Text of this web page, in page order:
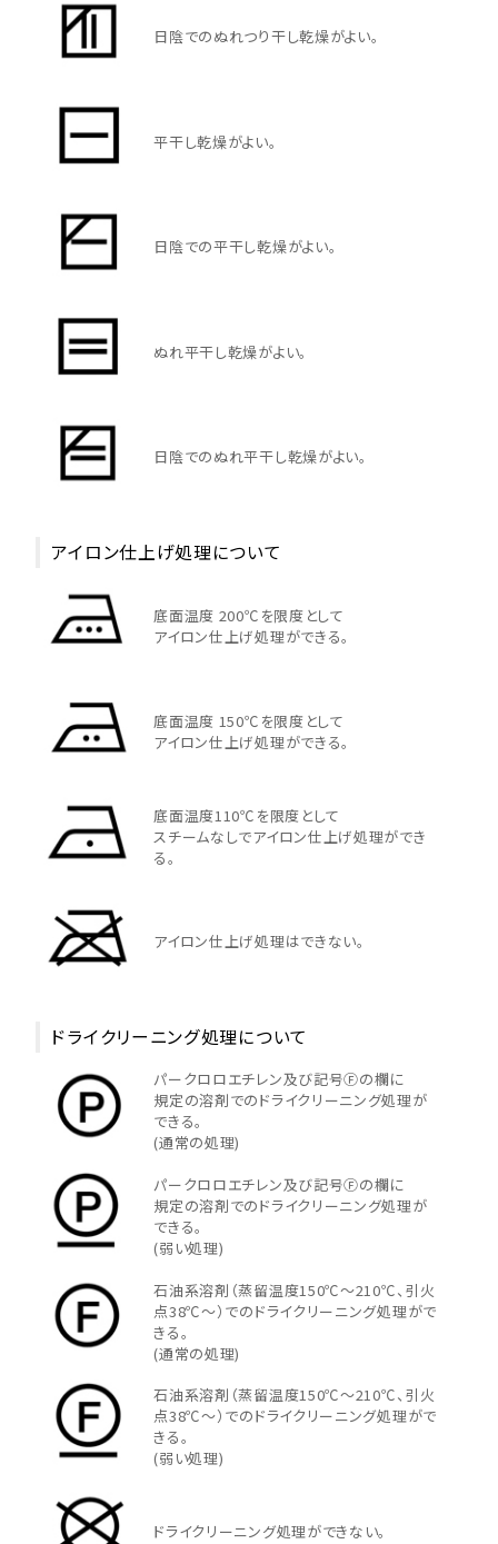
並び順
カテゴリ
サイズ
S
34inc
36inc
カラー
日陰でのぬれつり干し乾燥がよい。
平干し乾燥がよい。
日陰での平干し乾燥がよい。
ぬれ平干し乾燥がよい。
日陰でのぬれ平干し乾燥がよい。
アイロン仕上げ処理について
底面温度 200℃を限度として
アイロン仕上げ処理ができる。
底面温度 150℃を限度として
アイロン仕上げ処理ができる。
底面温度110℃を限度として
スチームなしでアイロン仕上げ処理ができ
る。
アイロン仕上げ処理はできない。
ドライクリーニング処理について
パークロロエチレン及び記号Ⓕの欄に
規定の溶剤でのドライクリーニング処理が
できる。
(通常の処理)
パークロロエチレン及び記号Ⓕの欄に
規定の溶剤でのドライクリーニング処理が
できる。
(弱い処理)
石油系溶剤（蒸留温度150℃～210℃、引火
点38℃～）でのドライクリーニング処理がで
きる。
(通常の処理)
石油系溶剤（蒸留温度150℃～210℃、引火
点38℃～）でのドライクリーニング処理がで
きる。
(弱い処理)
ドライクリーニング処理ができない。